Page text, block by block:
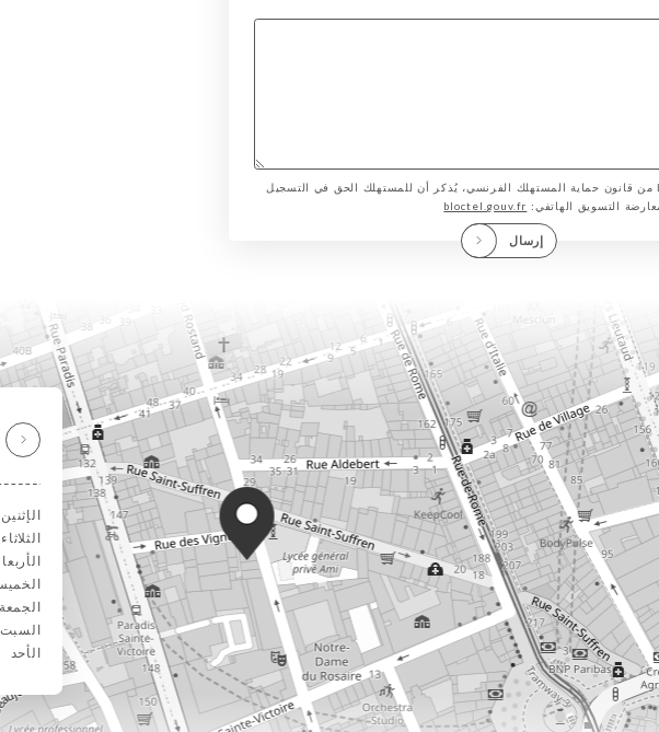
وفقًا للمادة L.223-2 من قانون حماية المستهلك الفرنسي، يُذكر أن للمستهلك الحق في التسجيل
bloctel.gouv.fr
إرسال
الإثنين
الثلاثاء
الجمعة
السبت
الأحد